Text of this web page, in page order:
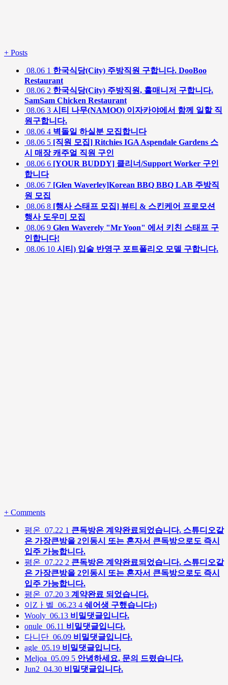
+ Posts
08.06 1 한국식당(City) 주방직원 구합니다. DooBoo
Restaurant
08.06 2 한국식당(City) 주방직원, 홀매니저 구합니다.
SamSam Chicken Restaurant
08.06 3 시티 나무(NAMOO) 이자카야에서 함께 일할 직
원구합니다.
08.06 4 벽돌일 하실분 모집합니다
08.06 5 [직원 모집] Ritchies IGA Aspendale Gardens 스
시 매장 캐주얼 직원 구인
08.06 6 [YOUR BUDDY] 클리너/Support Worker 구인
합니다
08.06 7 [Glen Waverley]Korean BBQ BBQ LAB 주방직
원 모집
08.06 8 [행사 스태프 모집] 뷰티 & 스킨케어 프로모션
행사 도우미 모집
08.06 9 Glen Waverely "Mr Yoon" 에서 키친 스태프 구
인합니다!
08.06 10 시티) 입술 반영구 포트폴리오 모델 구합니다.
+ Comments
평온 07.22 1 큰독방은 계약완료되었습니다. 스튜디오같
은 가장큰방을 2인동시 또는 혼자서 큰독방으로도 즉시
입주 가능합니다.
평온 07.22 2 큰독방은 계약완료되었습니다. 스튜디오같
은 가장큰방을 2인동시 또는 혼자서 큰독방으로도 즉시
입주 가능합니다.
평온 07.20 3 계약완료 되었습니다.
이Zㅏ벨 06.23 4 쉐어생 구했습니다:)
Wooly 06.13 비밀댓글입니다.
onule 06.11 비밀댓글입니다.
다니단 06.09 비밀댓글입니다.
agle 05.19 비밀댓글입니다.
Meljoa 05.09 5 안녕하세요. 문의 드렸습니다.
Jun2 04.30 비밀댓글입니다.